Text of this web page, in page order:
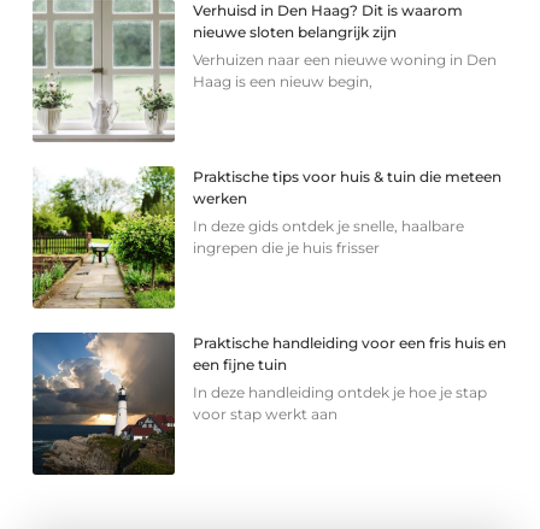
Verhuisd in Den Haag? Dit is waarom
nieuwe sloten belangrijk zijn
Verhuizen naar een nieuwe woning in Den
Haag is een nieuw begin,
Praktische tips voor huis & tuin die meteen
werken
In deze gids ontdek je snelle, haalbare
ingrepen die je huis frisser
Praktische handleiding voor een fris huis en
een fijne tuin
In deze handleiding ontdek je hoe je stap
voor stap werkt aan